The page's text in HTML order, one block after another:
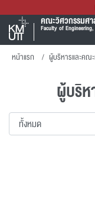
คณะวิศวกรรมศ
Faculty of
หน้าแรก ผู้บริหารและคณ
ผู้บริห